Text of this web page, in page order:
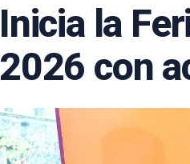
Inicia la
2026 con